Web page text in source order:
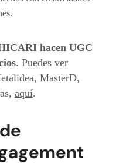
hacen UGC
. Puedes ver
MasterD,
aquí.